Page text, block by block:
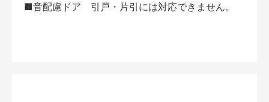
■音配慮ドア 引戸・片引には対応できません。